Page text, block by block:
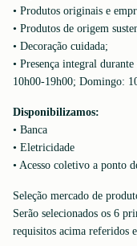
•⁠ ⁠Produtos originais e
•⁠ ⁠Produtos de origem
•⁠ ⁠Decoração cuidada;
•⁠ ⁠Presença integral
10h00-19h00; Domingo:
Disponibilizamos:
•⁠ ⁠Banca
•⁠ ⁠Eletricidade
•⁠ ⁠Acesso coletivo a ponto
Seleção mercado de
Serão selecionados os 6
requisitos acima referidos